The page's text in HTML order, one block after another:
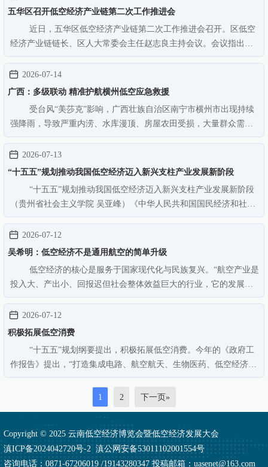
灾害中存在响应慢、通…
五华区召开低空经济产业链第二次工作推进会
近日，五华区低空经济产业链第二次工作推进会召开。区低空
经济产业链链长、区人大常委会主任赵志良主持会议。会议指出，
低空经济是新质生产力的典型代表和培育新增长点的重要方向，各
部门、各街道要深刻认识发展低空经济的重大意义，立足自身职能
和辖区实际，精准选取切入…
2026-07-14
广西：多级联动 精准护航横州低空应急救援
受台风“美莎克”影响，广西壮族自治区南宁市横州市出现持续
强降雨，导致严重内涝、水库漫顶、房屋农田受损，大量群众需紧
急转移安置，多地开展无人机巡查、物资投送、人员转运、直升机
空投等低空应急救援作业。从7月8日起，为降低救援工作期间因近
地面阵风紊乱、低空湍流…
2026-07-13
“十五五”规划推动我国低空经济迈入新兴支柱产业发展新阶段
“十五五”规划推动我国低空经济迈入新兴支柱产业发展新阶段
（贵州省社会主义学院 吴亚峰）《中华人民共和国国民经济和社会
发展第十五个五年规划纲要》（以下简称《纲要》）日前全文公
布，首次将低空经济纳入战略性新兴产业核心培育序列，明确提
出“加快新能源、新材料、…
2026-07-12
吴希明：低空经济不是通用航空的简单升级
低空经济的核心是服务于国家现代化与民族复兴。“航空产业是
投入大、产出小、回报迟但社会整体效益巨大的行业，它的发展将
极大推进社会相关行业创新和升级，从而促进城市、地区乃至国家
现代化，我们可以理直气壮地说：这件事必须做，而且要赶紧
做。”全国政协委员、中国航…
2026-07-12
积极拓展低空消费
“十五五”规划纲要提出，积极拓展低空消费。今年的《政府工
作报告》提出，“打造集成电路、航空航天、生物医药、低空经济等
新兴支柱产业”。当前，低空经济加快从技术探索、产业布局迈向场
景应用和市场培育新阶段，低空消费作为连接低空技术、低空空间
与居民需求的关键载…
1 2 下一页»
Copyright © 2025 云南低空经济博览会暨低空经济发展大会
滇ICP备2024042720号-2滇公网安备53011102001554号
咨询电话：0871-67206019 /19143280347 投稿邮箱：uasenet@163.com